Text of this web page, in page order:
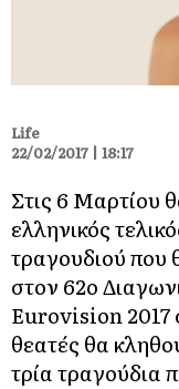
Life
22/02/2017 | 18:17
Στις 6 Μαρτίου
ελληνικός
τραγουδιού
στον 62ο
Eurovision 2017
θεατές θα
τρία τραγούδια